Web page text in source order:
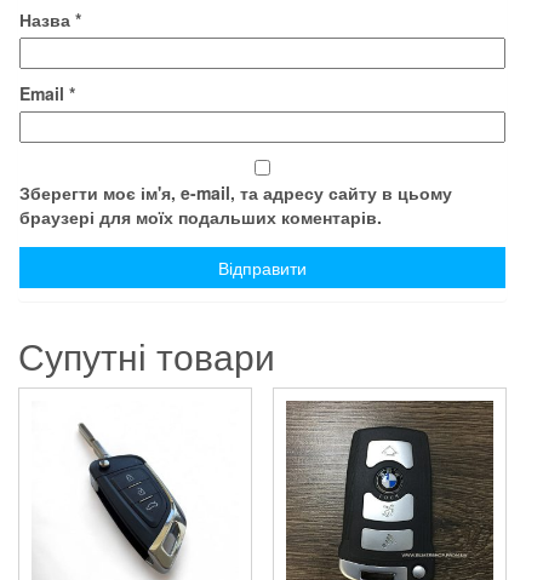
Назва *
Email *
Зберегти моє ім'я, e-mail, та адресу сайту в цьому
браузері для моїх подальших коментарів.
Супутні товари